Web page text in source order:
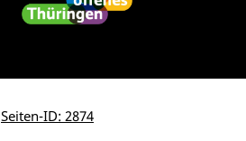
Seiten-ID: 2874